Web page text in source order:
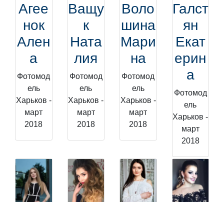
Агее
нок
Ален
а
Фотомод
ель
Харьков -
март
2018
Ващу
к
Ната
лия
Фотомод
ель
Харьков -
март
2018
Воло
шина
Мари
на
Фотомод
ель
Харьков -
март
2018
Галст
ян
Екат
ерин
а
Фотомод
ель
Харьков -
март
2018